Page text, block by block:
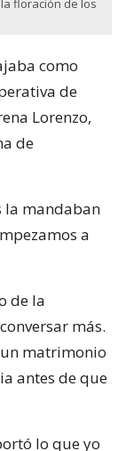
floración de los
como
de
Lorenzo,
de
la mandaban
a
de la
más.
matrimonio
antes de que
lo que yo